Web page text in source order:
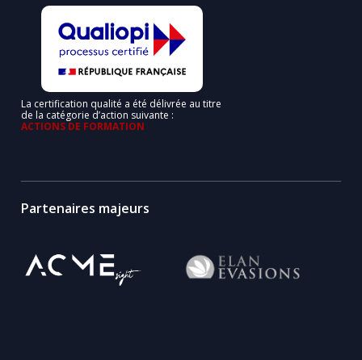
La certification qualité a été délivrée au titre
de la catégorie d’action suivante :
ACTIONS DE FORMATION
Partenaires majeurs